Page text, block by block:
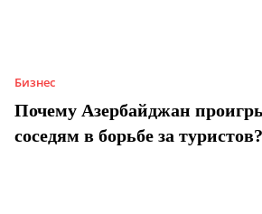
Бизнес
Почему Азербайджан
соседям в борьбе за туристов?